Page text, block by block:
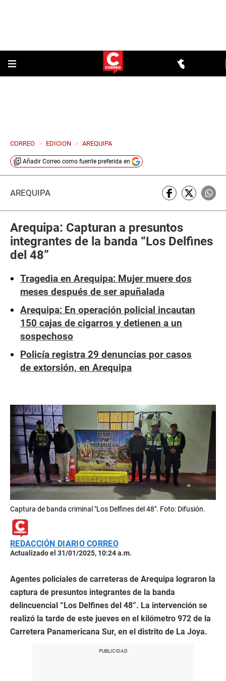
CORREO > EDICION > AREQUIPA
Añadir Correo como fuente preferida en
AREQUIPA
Arequipa: Capturan a presuntos
integrantes de la banda “Los Delfines
del 48”
Tragedia en Arequipa: Mujer muere dos
meses después de ser apuñalada
Arequipa: En operación policial incautan
150 cajas de cigarros y detienen a un
sospechoso
Policía registra 29 denuncias por casos
de extorsión, en Arequipa
Captura de banda criminal "Los Delfines del 48". Foto: Difusión.
REDACCIÓN DIARIO CORREO
Actualizado el 31/01/2025, 10:24 a.m.
Agentes policiales de carreteras de Arequipa lograron la
captura de presuntos integrantes de la banda
delincuencial “Los Delfines del 48”. La intervención se
realizó la tarde de este jueves en el kilómetro 972 de la
Carretera Panamericana Sur, en el distrito de La Joya.